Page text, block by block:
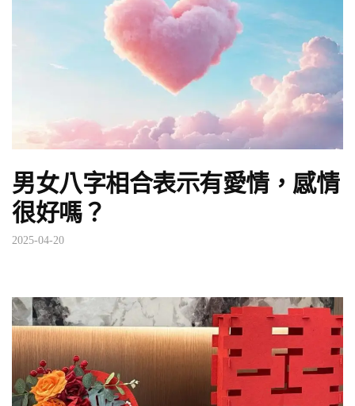
男女八字相合表示有愛情，感情
很好嗎？
2025-04-20